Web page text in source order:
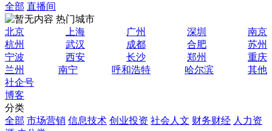
全部 直播间
热门城市
北京
上海 广州 深圳
南京
杭州
武汉 成都 合肥
苏州
宁波
西安 长沙 郑州
重庆
兰州
南宁 呼和浩特 哈尔滨
其他
社企号
博客
分类
全部 市场营销 信息技术 创业投资 社会人文 财务财经 人力资